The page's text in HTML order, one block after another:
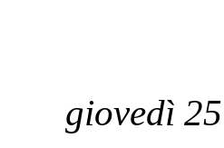
giovedì